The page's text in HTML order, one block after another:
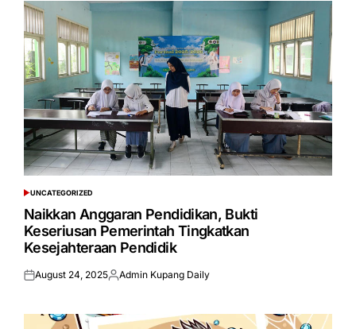
POSTED
IN
UNCATEGORIZED
Naikkan Anggaran Pendidikan, Bukti
Keseriusan Pemerintah Tingkatkan
Kesejahteraan Pendidik
Posted
August 24, 2025Posted
Admin Kupang Daily